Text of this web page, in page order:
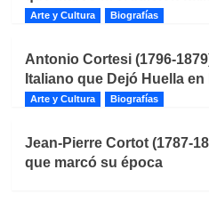
Arte y Cultura Biografías
Antonio Cortesi (1796-
Italiano que Dejó Huella en
Arte y Cultura Biografías
Jean-Pierre Cortot (1787-
que marcó su época